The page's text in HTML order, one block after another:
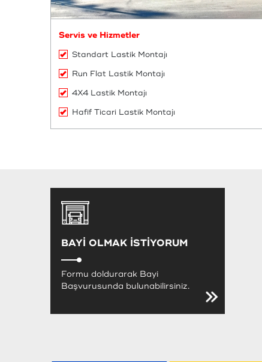
Servis ve Hizmetler
Standart Lastik Montajı
Run Flat Lastik Montajı
4X4 Lastik Montajı
Hafif Ticari Lastik Montajı
BAYİ OLMAK İSTİYORUM
Formu doldurarak Bayi
Başvurusunda bulunabilirsiniz.